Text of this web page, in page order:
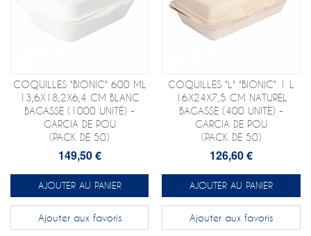
COQUILLES "BIONIC" 600 ML
13,6X18,2X6,4 CM BLANC
BAGASSE (1000 UNITÉ) -
GARCIA DE POU
(PACK DE 50)
149,50 €
AJOUTER AU PANIER
Ajouter aux favoris
COQUILLES "L" "BIONIC" 1 L
16X24X7,5 CM NATUREL
BAGASSE (400 UNITÉ) -
GARCIA DE POU
(PACK DE 50)
126,60 €
AJOUTER AU PANIER
Ajouter aux favoris